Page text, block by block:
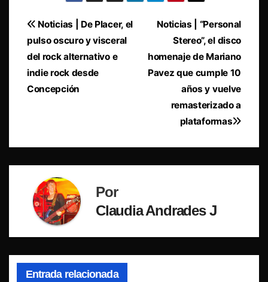
Navegación
de
entradas
Noticias | “Personal
Stereo”, el disco
homenaje de Mariano
Pavez que cumple 10
años y vuelve
remasterizado a
plataformas
Noticias | De Placer, el
pulso oscuro y visceral
del rock alternativo e
indie rock desde
Concepción
Por
Claudia Andrades J
Entrada relacionada